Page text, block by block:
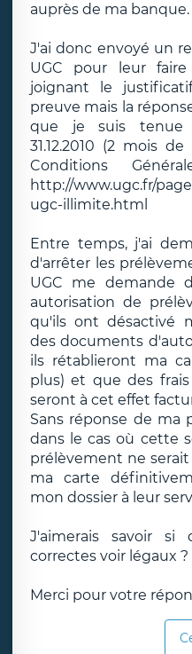
auprès de ma banque.
J'ai donc envoyé un
UGC pour leur
joignant le
preuve mais la
que je suis tenue
31.12.2010 (2 mois
Conditions
http://www.ugc.fr/
ugc-illimite.html
Entre temps, j'ai
d'arrêter les
UGC me demande
autorisation de
qu'ils ont désactivé
des documents
ils rétablieront ma
plus) et que des
seront à cet effet
Sans réponse de ma
dans le cas où cette
prélèvement ne
ma carte
mon dossier à leur
J'aimerais savoir si
correctes voir légaux ?
Merci pour votre